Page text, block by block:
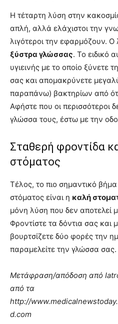
Η τέταρτη λύση στην
απλή, αλλά ελάχιστοι την
λιγότεροι την εφαρμόζουν. Ο
ξύστρα γλώσσας. Το ειδικό
υγιεινής με το οποίο ξύνετε
σας και απομακρύνετε
παραπάνω) βακτηρίων από
Αφήστε που οι περισσότεροι
γλώσσα τους, έστω με την
Σταθερή φροντίδα
στόματος
Τέλος, το πιο σημαντικό
στόματος είναι η καλή
μόνη λύση που δεν αποτελεί
Φροντίστε τα δόντια σας και
βουρτσίζετε δύο φορές την
παραμελείτε την γλώσσα σας.
Μετάφραση/απόδοση από
από τα
http://
d.com